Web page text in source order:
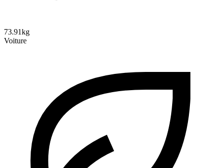
73.91kg
Voiture